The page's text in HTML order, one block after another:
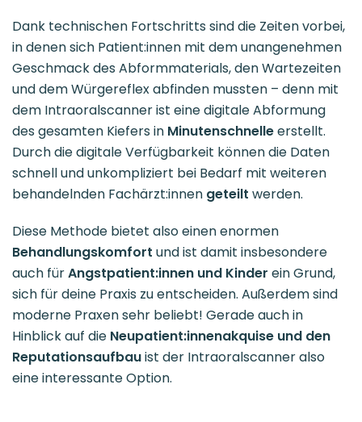
Dank technischen Fortschritts sind die Zeiten vorbei,
in denen sich Patient:innen mit dem unangenehmen
Geschmack des Abformmaterials, den Wartezeiten
und dem Würgereflex abfinden mussten – denn mit
dem Intraoralscanner ist eine digitale Abformung
des gesamten Kiefers in Minutenschnelleerstellt.
Durch die digitale Verfügbarkeit können die Daten
schnell und unkompliziert bei Bedarf mit weiteren
behandelnden Fachärzt:innen geteilt werden.
Diese Methode bietet also einen enormen
Behandlungskomfort und ist damit insbesondere
auch fürAngstpatient:innen und Kinder ein Grund,
sich für deine Praxis zu entscheiden. Außerdem sind
moderne Praxen sehr beliebt! Gerade auch in
Hinblick auf die Neupatient:innenakquise und den
Reputationsaufbauist der Intraoralscanner also
eine interessante Option.